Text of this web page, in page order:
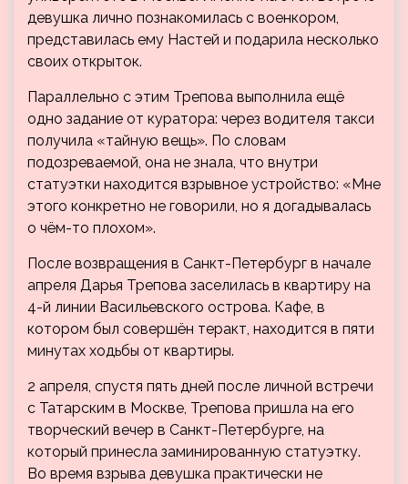
девушка лично познакомилась с военкором,
представилась ему Настей и подарила несколько
своих открыток.
Параллельно с этим Трепова выполнила ещё
одно задание от куратора: через водителя такси
получила «тайную вещь». По словам
подозреваемой, она не знала, что внутри
статуэтки находится взрывное устройство: «Мне
этого конкретно не говорили, но я догадывалась
о чём-то плохом».
После возвращения в Санкт-Петербург в начале
апреля Дарья Трепова заселилась в квартиру на
4-й линии Васильевского острова. Кафе, в
котором был совершён теракт, находится в пяти
минутах ходьбы от квартиры.
2 апреля, спустя пять дней после личной встречи
с Татарским в Москве, Трепова пришла на его
творческий вечер в Санкт-Петербурге, на
который принесла заминированную статуэтку.
Во время взрыва девушка практически не